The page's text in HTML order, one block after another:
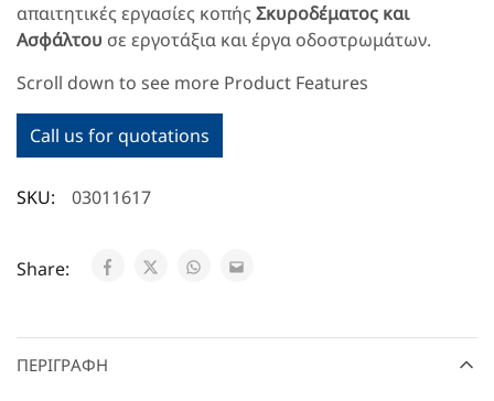
απαιτητικές εργασίες κοπής Σκυροδέματος και
Ασφάλτου σε εργοτάξια και έργα οδοστρωμάτων.
Scroll down to see more Product Features
Call us for quotations
SKU: 03011617
Share:
ΠΕΡΙΓΡΑΦΉ